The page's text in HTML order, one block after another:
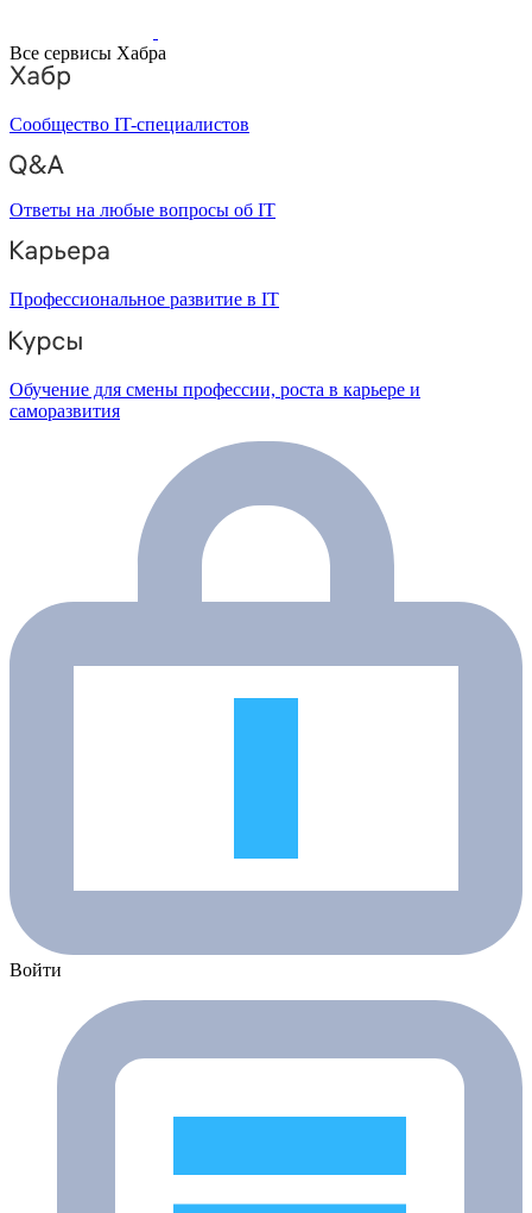
Все сервисы Хабра
Сообщество IT-специалистов
Ответы на любые вопросы об IT
Профессиональное развитие в IT
Обучение для смены профессии, роста в карьере и
саморазвития
Войти